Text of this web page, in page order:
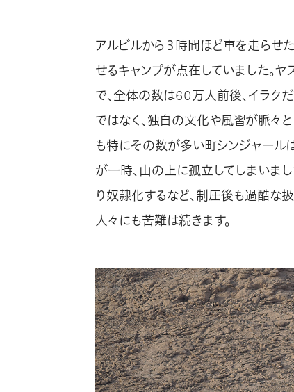
アルビルから３時間ほど車を走らせ
せるキャンプが点在していました。
で、全体の数は60万人前後、イラク
ではなく、独自の文化や風習が脈々
も特にその数が多い町シンジャール
が一時、山の上に孤立してしまいま
り奴隷化するなど、制圧後も過酷な
人々にも苦難は続きます。